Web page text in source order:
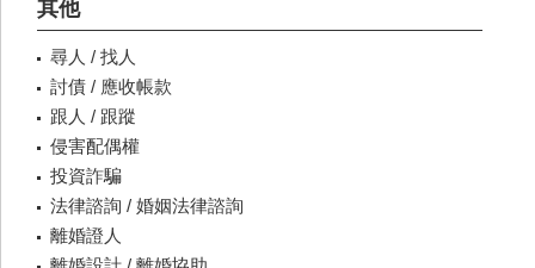
其他
尋人 / 找人
討債 / 應收帳款
跟人 / 跟蹤
侵害配偶權
投資詐騙
法律諮詢 / 婚姻法律諮詢
離婚證人